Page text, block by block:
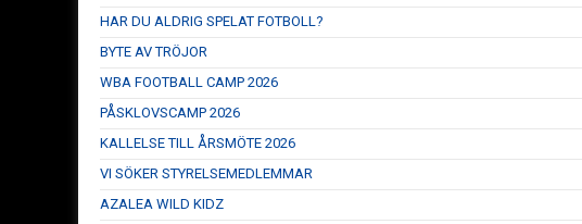
HAR DU ALDRIG SPELAT FOTBOLL?
BYTE AV TRÖJOR
WBA FOOTBALL CAMP 2026
PÅSKLOVSCAMP 2026
KALLELSE TILL ÅRSMÖTE 2026
VI SÖKER STYRELSEMEDLEMMAR
AZALEA WILD KIDZ